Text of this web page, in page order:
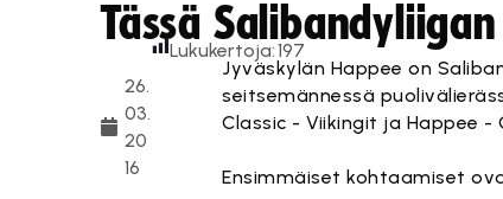
Tässä
26.
03.
20
16
Lukukertoja:197
Jyväskylän Happee on
seitsemännessä
Classic - Viikingit ja Happee -
Ensimmäiset kohtaamiset